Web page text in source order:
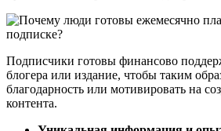
Подписчики готовы финансово
блогера или издание, чтобы таким
благодарность или мотивировать на
контента.